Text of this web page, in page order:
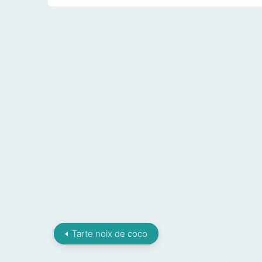
Tarte noix de coco